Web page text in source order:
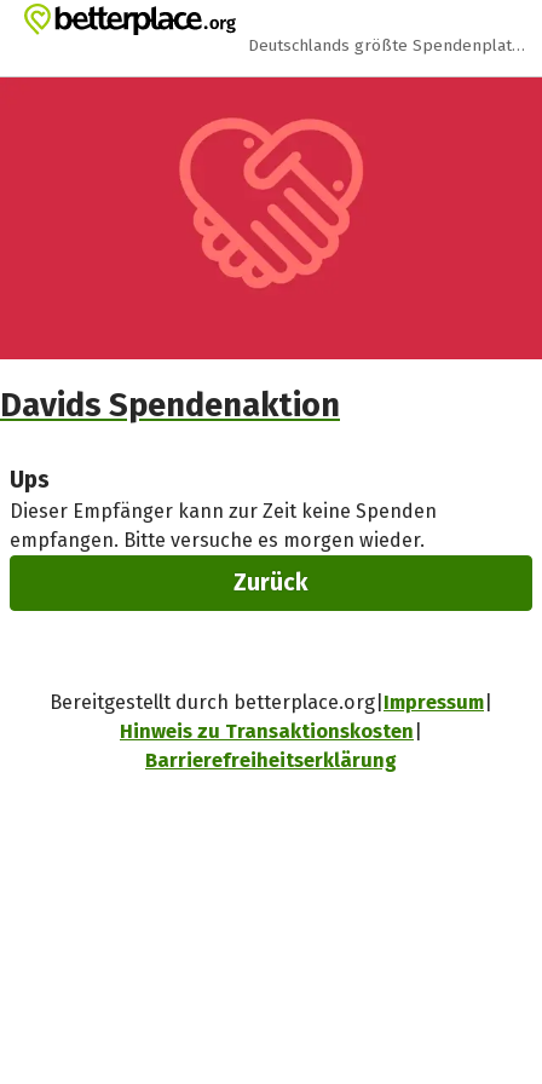
Zum Hauptinhalt springen
Erklärung zur Barrierefreiheit anzeigen
Deutschlands größte Spendenplattform
Davids Spendenaktion
Ups
Dieser Empfänger kann zur Zeit keine Spenden
empfangen. Bitte versuche es morgen wieder.
Zurück
Bereitgestellt durch betterplace.org Impressum
Hinweis zu Transaktionskosten
Barrierefreiheitserklärung